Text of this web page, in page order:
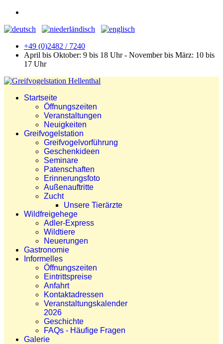
+49 (0)2482 / 7240
April bis Oktober: 9 bis 18 Uhr - November bis März: 10 bis
17 Uhr
Startseite
Öffnungszeiten
Veranstaltungen
Neuigkeiten
Greifvogelstation
Greifvogelvorführung
Geschenkideen
Seminare
Patenschaften
Erinnerungsfoto
Außenauftritte
Zucht
Unsere Tierärzte
Wildfreigehege
Adler-Express
Wildtiere
Neuerungen
Gastronomie
Informelles
Öffnungszeiten
Eintrittspreise
Anfahrt
Kontaktadressen
Veranstaltungskalender
2026
Geschichte
FAQs - Häufige Fragen
Galerie